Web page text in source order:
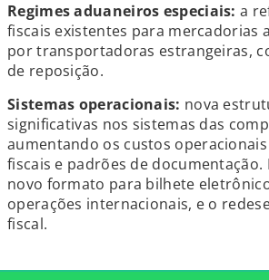
Regimes aduaneiros especiais: a
fiscais existentes para
por transportadoras estrangeiras,
de reposição.
Sistemas operacionais: nova
significativas nos sistemas das
aumentando os custos
fiscais e padrões de
novo formato para bilhete
operações internacionais, e o
fiscal.